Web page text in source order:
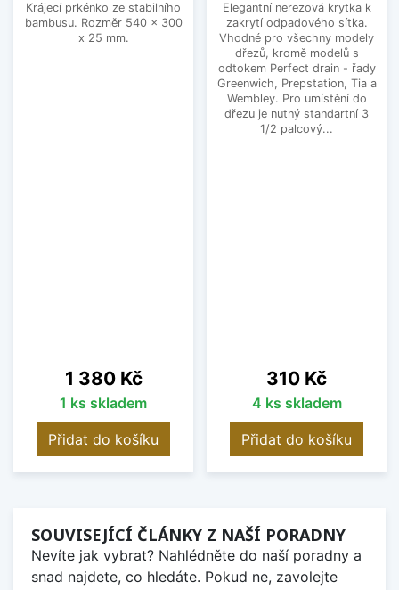
Krájecí prkénko ze stabilního
bambusu. Rozměr 540 x 300
x 25 mm.
Cena
1 380 Kč
1 ks skladem
Přidat do košíku
Elegantní nerezová krytka k
zakrytí odpadového sítka.
Vhodné pro všechny modely
dřezů, kromě modelů s
odtokem Perfect drain - řady
Greenwich, Prepstation, Tia a
Wembley. Pro umístění do
dřezu je nutný standartní 3
1/2 palcový...
Cena
310 Kč
4 ks skladem
Přidat do košíku
SOUVISEJÍCÍ ČLÁNKY Z NAŠÍ PORADNY
Nevíte jak vybrat? Nahlédněte do naší poradny a
snad najdete, co hledáte. Pokud ne, zavolejte